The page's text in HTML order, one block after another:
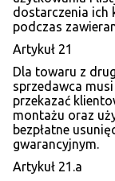
dostarczenia ich
podczas
Artykuł 21
Dla towaru z
sprzedawca
przekazać
montażu oraz
bezpłatne
gwarancyjnym.
Artykuł 21.a